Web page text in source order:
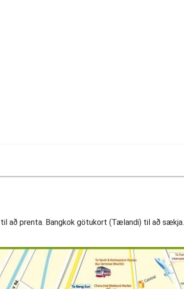
að prenta. Bangkok götukort (Tælandi) til að sækja.